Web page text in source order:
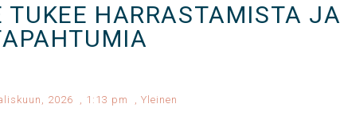
TUKEE HARRASTAMISTA JA
2026 , 1:13 pm , Yleinen